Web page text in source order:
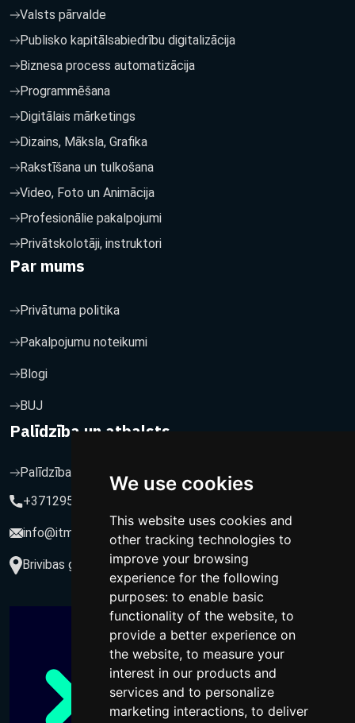
We use cookies
This website uses cookies and
other tracking technologies to
improve your browsing
experience for the following
purposes: to enable basic
functionality of the website, to
provide a better experience on
the website, to measure your
interest in our products and
services and to personalize
marketing interactions, to deliver
Valsts pārvalde
Publisko kapitālsabiedrību digitalizācija
Biznesa process automatizācija
Programmēšana
Digitālais mārketings
Dizains, Māksla, Grafika
Rakstīšana un tulkošana
Video, Foto un Animācija
Profesionālie pakalpojumi
Privātskolotāji, instruktori
Par mums
Privātuma politika
Pakalpojumu noteikumi
Blogi
BUJ
Palīdzība un atbalsts
Palīdzība un atbalsts
+37129564547
info@itmarketing.lv
Brivibas gatve 234-77, LV-1039, Riga, Latvia